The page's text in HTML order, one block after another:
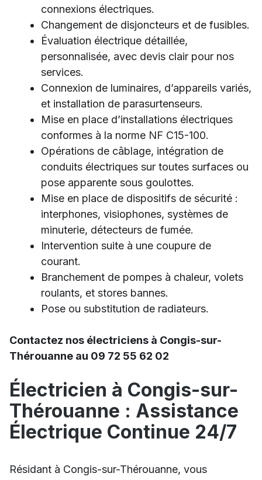
connexions électriques.
Changement de disjoncteurs et de fusibles.
Évaluation électrique détaillée,
personnalisée, avec devis clair pour nos
services.
Connexion de luminaires, d’appareils variés,
et installation de parasurtenseurs.
Mise en place d’installations électriques
conformes à la norme NF C15-100.
Opérations de câblage, intégration de
conduits électriques sur toutes surfaces ou
pose apparente sous goulottes.
Mise en place de dispositifs de sécurité :
interphones, visiophones, systèmes de
minuterie, détecteurs de fumée.
Intervention suite à une coupure de
courant.
Branchement de pompes à chaleur, volets
roulants, et stores bannes.
Pose ou substitution de radiateurs.
Contactez nos électriciens à Congis-sur-
Thérouanne au 09 72 55 62 02
Électricien à Congis-sur-
Thérouanne : Assistance
Électrique Continue 24/7
Résidant à Congis-sur-Thérouanne, vous